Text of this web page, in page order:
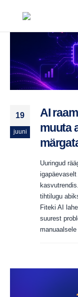
19
juuni
AI
muuta
Uuringud
tihtilugu
Fiteki AI
suurest